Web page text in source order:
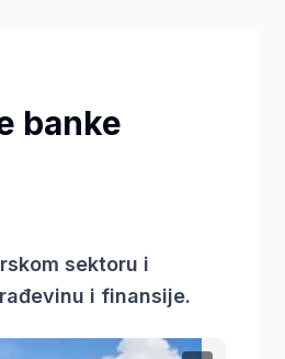
banke
sektoru i
i finansije.